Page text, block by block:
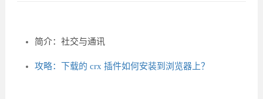
简介：社交与通讯
攻略：下载的 crx 插件如何安装到浏览器上？